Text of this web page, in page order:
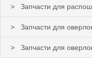
Запчасти для
Запчасти для
Запчасти для